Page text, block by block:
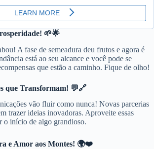
🌱🌟
A fase de semeadura deu frutos e agora é
está ao seu alcance e você pode se
que estão a caminho. Fique de olho!
que Transformam! 💬🔗
vão fluir como nunca! Novas parcerias
trazer ideias inovadoras. Aproveite essas
o início de algo grandioso.
e Amor aos Montes! 🌍❤️